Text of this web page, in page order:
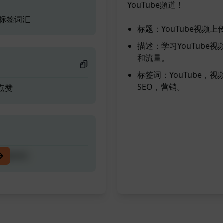
签词汇
赞
词汇
YouTube頻道！
标题：YouTube视频上
描述：学习YouTube视
和流量。
标签词：YouTube，视
SEO，营销。